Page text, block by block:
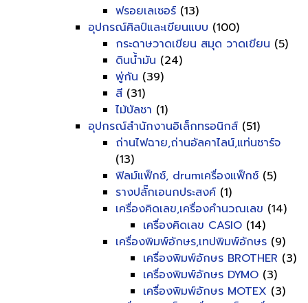
ฟรอยเลเซอร์ (13)
อุปกรณ์ศิลป์และเขียนแบบ (100)
กระดาษวาดเขียน สมุด วาดเขียน (5)
ดินน้ำมัน (24)
พู่กัน (39)
สี (31)
ไม้บัลชา (1)
อุปกรณ์สำนักงานอิเล็กทรอนิกส์ (51)
ถ่านไฟฉาย,ถ่านอัลคาไลน์,แท่นชาร์จ
(13)
ฟิลม์แฟ็กซ์, drumเครื่องแฟ็กซ์ (5)
รางปลั๊กเอนกประสงค์ (1)
เครื่องคิดเลข,เครื่องคำนวณเลข (14)
เครื่องคิดเลข CASIO (14)
เครื่องพิมพ์อักษร,เทปพิมพ์อักษร (9)
เครื่องพิมพ์อักษร BROTHER (3)
เครื่องพิมพ์อักษร DYMO (3)
เครื่องพิมพ์อักษร MOTEX (3)